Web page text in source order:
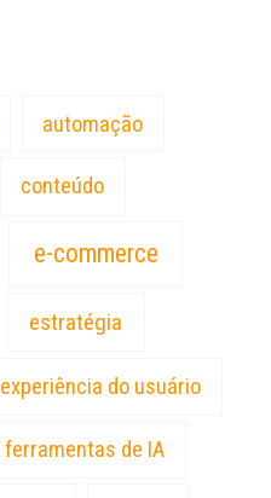
automação
conteúdo
e-commerce
estratégia
experiência do usuário
ferramentas de IA